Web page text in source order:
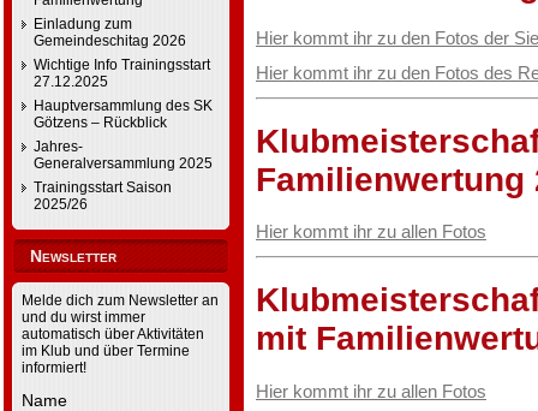
Einladung zum
Gemeindeschitag 2026
Wichtige Info Trainingsstart
27.12.2025
Hauptversammlung des SK
Götzens – Rückblick
Jahres-
Generalversammlung 2025
Trainingsstart Saison
2025/26
Newsletter
Melde dich zum Newsletter an
und du wirst immer
automatisch über Aktivitäten
im Klub und über Termine
informiert!
Name
Hier kommt ihr zu den Fotos der
Hier kommt ihr zu den Fotos des
Familienwertung
Hier kommt ihr zu allen Fotos
mit
Hier kommt ihr zu allen Fotos